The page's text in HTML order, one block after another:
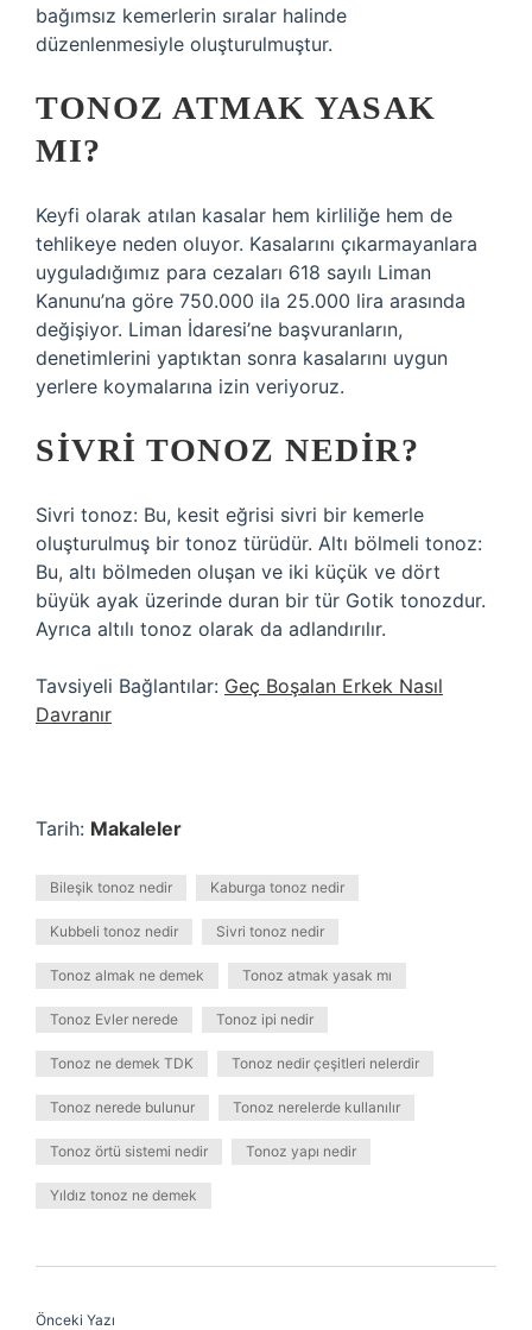
bağımsız kemerlerin sıralar halinde
düzenlenmesiyle oluşturulmuştur.
TONOZ ATMAK YASAK
MI?
Keyfi olarak atılan kasalar hem kirliliğe hem de
tehlikeye neden oluyor. Kasalarını çıkarmayanlara
uyguladığımız para cezaları 618 sayılı Liman
Kanunu’na göre 750.000 ila 25.000 lira arasında
değişiyor. Liman İdaresi’ne başvuranların,
denetimlerini yaptıktan sonra kasalarını uygun
yerlere koymalarına izin veriyoruz.
SIVRI TONOZ NEDIR?
Sivri tonoz: Bu, kesit eğrisi sivri bir kemerle
oluşturulmuş bir tonoz türüdür. Altı bölmeli tonoz:
Bu, altı bölmeden oluşan ve iki küçük ve dört
büyük ayak üzerinde duran bir tür Gotik tonozdur.
Ayrıca altılı tonoz olarak da adlandırılır.
Tavsiyeli Bağlantılar: Geç Boşalan Erkek Nasıl
Davranır
Tarih: Makaleler
Bileşik tonoz nedir Kaburga tonoz nedir
Kubbeli tonoz nedir Sivri tonoz nedir
Tonoz almak ne demek Tonoz atmak yasak mı
Tonoz Evler nerede Tonoz ipi nedir
Tonoz ne demek TDK Tonoz nedir çeşitleri nelerdir
Tonoz nerede bulunur Tonoz nerelerde kullanılır
Tonoz örtü sistemi nedir Tonoz yapı nedir
Yıldız tonoz ne demek
Önceki Yazı